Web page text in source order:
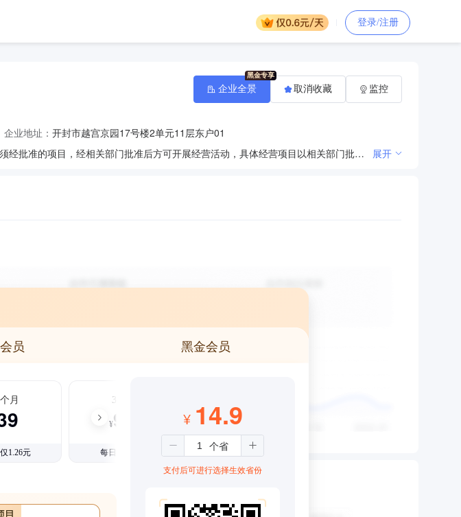
登录/注册
企业地址： 开封市越宫京园17号楼2单元11层东户01
许可项目：住宅室内装饰装修；建设工程施工；建筑劳务分包（依法须经批准的项目，经相关部门批准后方可开展经营活动，具体经营项目以相关部门批准文件或许可证件为准）一般项目：土石方工程施工；对外承包工程；金属门窗工程施工；家具安装和维修服务；家用电器安装服务；园林绿化工程施工（除依法须经批准的项目外，凭营业执照依法自主开展经营活动） 展开
企业全景 取消收藏 监控
员 黑金会员
月
1.26元
3个月
¥99
每日仅1.08元
¥ 14.9
支付后可进行选择生效省份